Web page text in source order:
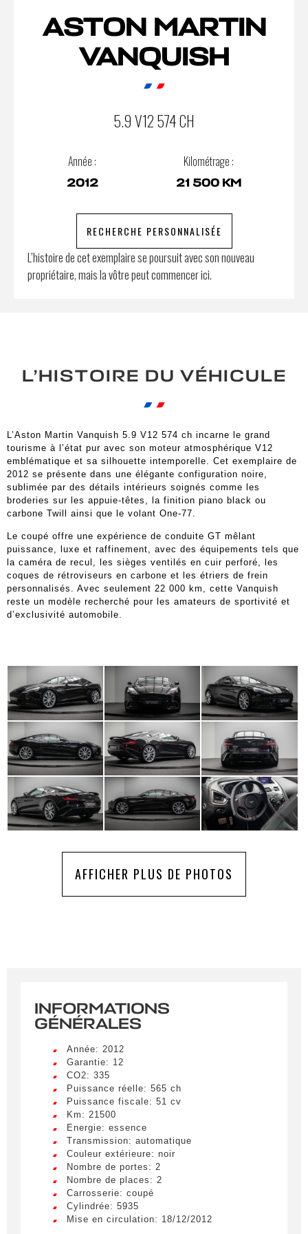
ASTON MARTIN
VANQUISH
5.9 V12 574 CH
Année :
2012
Kilométrage :
21 500 KM
RECHERCHE PERSONNALISÉE
L’histoire de cet exemplaire se poursuit avec son nouveau
propriétaire, mais la vôtre peut commencer ici.
L’HISTOIRE DU VÉHICULE
L’Aston Martin Vanquish 5.9 V12 574 ch incarne le grand
tourisme à l’état pur avec son moteur atmosphérique V12
emblématique et sa silhouette intemporelle. Cet exemplaire de
2012 se présente dans une élégante configuration noire,
sublimée par des détails intérieurs soignés comme les
broderies sur les appuie-têtes, la finition piano black ou
carbone Twill ainsi que le volant One-77.
Le coupé offre une expérience de conduite GT mêlant
puissance, luxe et raffinement, avec des équipements tels que
la caméra de recul, les sièges ventilés en cuir perforé, les
coques de rétroviseurs en carbone et les étriers de frein
personnalisés. Avec seulement 22 000 km, cette Vanquish
reste un modèle recherché pour les amateurs de sportivité et
d’exclusivité automobile.
AFFICHER PLUS DE PHOTOS
INFORMATIONS
GÉNÉRALES
Année: 2012
Garantie: 12
CO2: 335
Puissance réelle: 565 ch
Puissance fiscale: 51 cv
Km: 21500
Energie: essence
Transmission: automatique
Couleur extérieure: noir
Nombre de portes: 2
Nombre de places: 2
Carrosserie: coupé
Cylindrée: 5935
Mise en circulation: 18/12/2012